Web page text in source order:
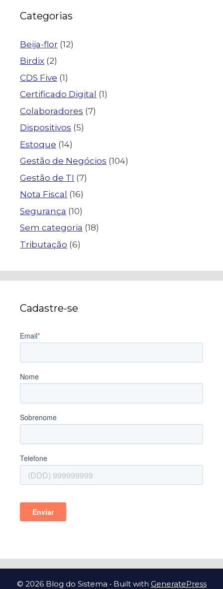
Categorias
Beija-flor (12)
Birdix (2)
CDS Five (1)
Certificado Digital (1)
Colaboradores (7)
Dispositivos (5)
Estoque (14)
Gestão de Negócios (104)
Gestão de TI (7)
Nota Fiscal (16)
Segurança (10)
Sem categoria (18)
Tributação (6)
Cadastre-se
© 2026 Blog do Sistema • Built with GeneratePress